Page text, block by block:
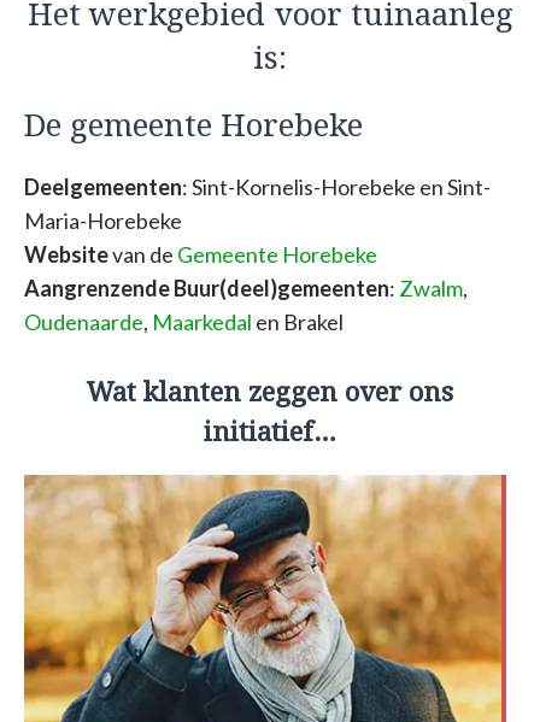
Het werkgebied voor tuinaanleg
is:
De gemeente Horebeke
Deelgemeenten: Sint-Kornelis-Horebeke en Sint-
Maria-Horebeke
Websitevan de Gemeente Horebeke
Aangrenzende Buur(deel)gemeenten: Zwalm,
Oudenaarde, Maarkedal en Brakel
Wat klanten zeggen over ons
initiatief…